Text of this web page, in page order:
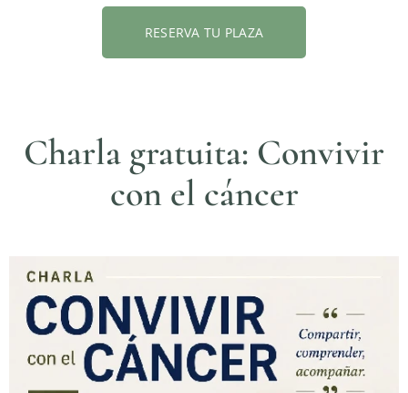
RESERVA TU PLAZA
Charla gratuita: Convivir
con el cáncer